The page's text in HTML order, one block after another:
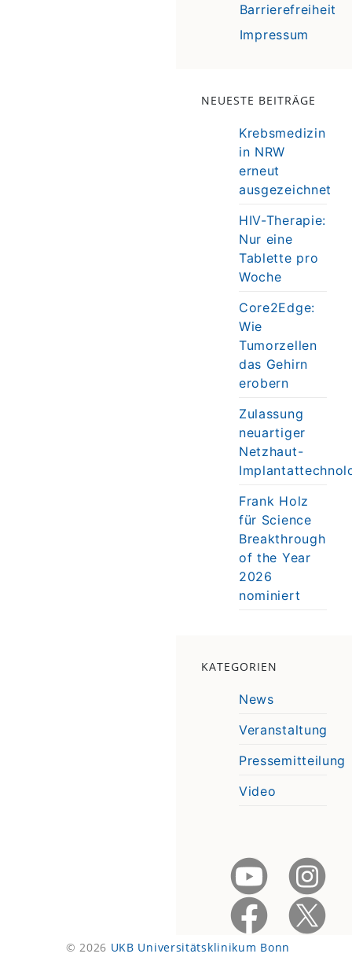
Barrierefreiheit
Impressum
NEUESTE BEITRÄGE
Krebsmedizin
in NRW
erneut
ausgezeichnet
HIV-Therapie:
Nur eine
Tablette pro
Woche
Core2Edge:
Wie
Tumorzellen
das Gehirn
erobern
Zulassung
neuartiger
Netzhaut-
Frank Holz
für Science
Breakthrough
of the Year
2026
nominiert
KATEGORIEN
News
Veranstaltung
Pressemitteilung
Video
© 2026 UKB Universitätsklinikum Bonn